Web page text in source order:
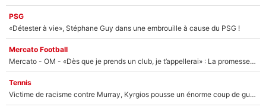
PSG
«Détester à vie», Stéphane Guy dans une embrouille à cause du PSG !
Mercato Football
Mercato - OM - «Dès que je prends un club, je t’appellerai» : La promesse de Marcelino au moment de claquer la porte
Tennis
Victime de racisme contre Murray, Kyrgios pousse un énorme coup de gueule !